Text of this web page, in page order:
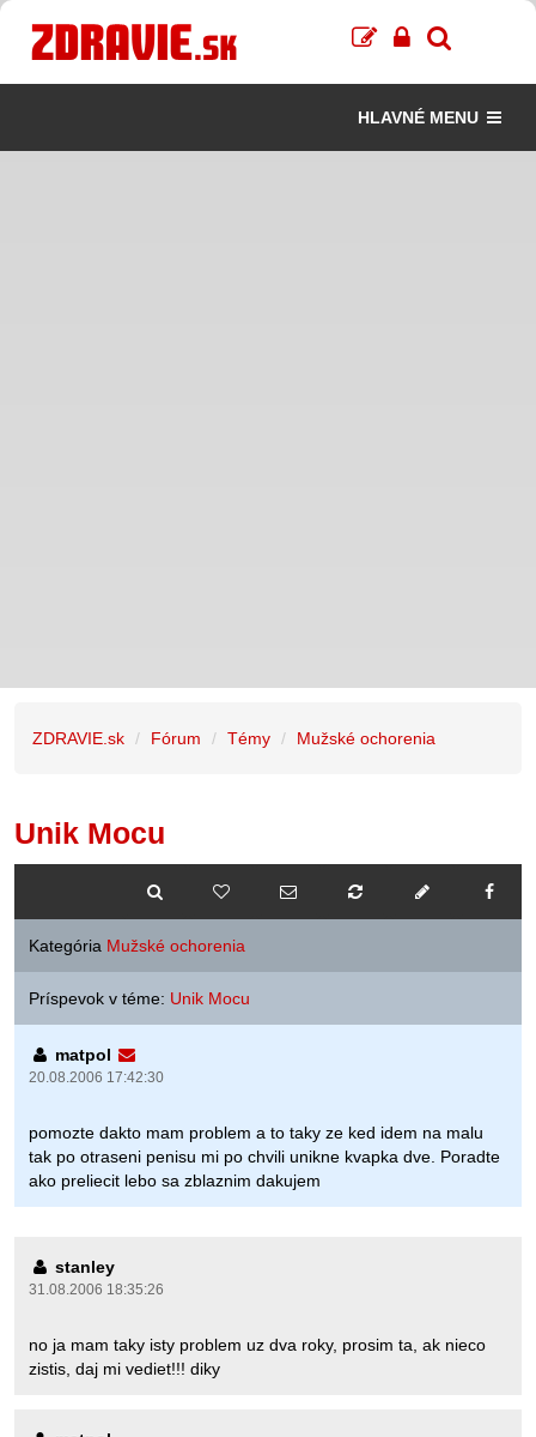
HLAVNÉ MENU
ZDRAVIE.sk Fórum Témy Mužské ochorenia
Unik Mocu
Kategória Mužské ochorenia
Príspevok v téme: Unik Mocu
matpol
20.08.2006 17:42:30
pomozte dakto mam problem a to taky ze ked idem na malu
tak po otraseni penisu mi po chvili unikne kvapka dve. Poradte
ako preliecit lebo sa zblaznim dakujem
stanley
31.08.2006 18:35:26
no ja mam taky isty problem uz dva roky, prosim ta, ak nieco
zistis, daj mi vediet!!! diky